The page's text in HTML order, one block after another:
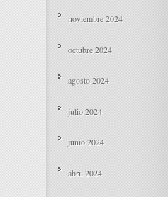
noviembre 2024
octubre 2024
agosto 2024
julio 2024
junio 2024
abril 2024